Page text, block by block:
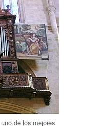
de los mejores